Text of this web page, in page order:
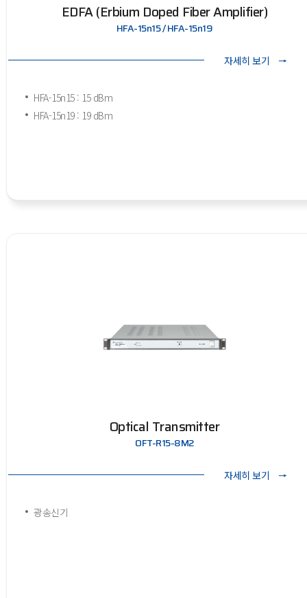
EDFA (Erbium Doped Fiber Amplifier)
HFA-15n15 / HFA-15n19
자세히 보기
HFA-15n15 : 15 dBm
HFA-15n19 : 19 dBm
Optical Transmitter
OFT-R15-8M2
자세히 보기
광송신기